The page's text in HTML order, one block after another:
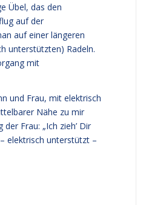
Übel, das den
auf der
auf einer längeren
unterstützten) Radeln.
mit
und Frau, mit elektrisch
Nähe zu mir
Frau: „Ich zieh’ Dir
elektrisch unterstützt –